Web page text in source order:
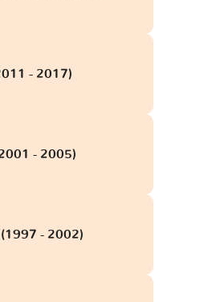
- 2017)
- 2005)
- 2002)